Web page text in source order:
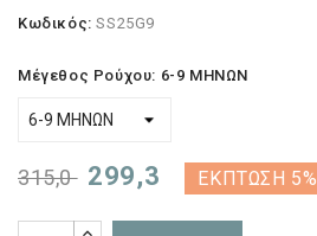
Κωδικός: SS25G9
Μέγεθος Ρούχου: 6-9 ΜΗΝΩΝ
315,0 299,3 ΈΚΠΤΩΣΗ 5%